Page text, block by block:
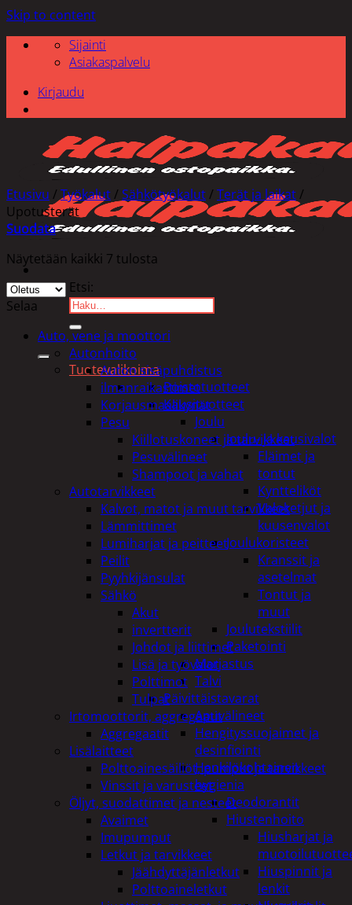
Skip to content
Sijainti
Asiakaspalvelu
Kirjaudu
Etsi:
Tuotevalikoima
Poistotuotteet
Kausituotteet
Joulu
Joulu- ja kausivalot
Eläimet ja
tontut
Kyntteliköt
Valoketjut ja
kuusenvalot
Joulukoristeet
Kranssit ja
asetelmat
Tontut ja
muut
Joulutekstiilit
Paketointi
Marjastus
Talvi
Päivittäistavarat
Apuvälineet
Hengityssuojaimet ja
desinfiointi
Henkilökohtainen
hygienia
Deodorantit
Hiustenhoito
Hiusharjat ja
Hiuspinnit ja
lenkit
Etusivu / Työkalut / Sähkötyökalut / Terät ja laikat /
Upotusterät
Suodata
Näytetään kaikki 7 tulosta
Selaa
Auto, vene ja moottori
Autonhoito
Auton sisäpuhdistus
ilmanraikastimet
Korjausmaalikynät
Pesu
Kiillotuskoneet ja tarvikkeet
Pesuvälineet
Shampoot ja vahat
Autotarvikkeet
Kalvot, matot ja muut tarvikkeet
Lämmittimet
Lumiharjat ja peitteet
Peilit
Pyyhkijänsulat
Sähkö
Akut
invertterit
Johdot ja liittimet
Lisä ja työvalot
Polttimot
Tulpat
Irtomoottorit, aggregaatit
Aggregaatit
Lisälaitteet
Polttoainesäiliöt, pumput ja tarvikkeet
Vinssit ja varusteet
Öljyt, suodattimet ja nesteet
Avaimet
Imupumput
Letkut ja tarvikkeet
Jäähdyttäjänletkut
Polttoaineletkut